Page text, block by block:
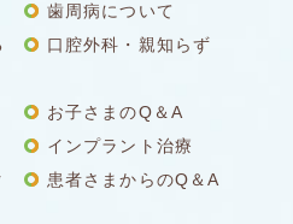
歯周病について
口腔外科・親知らず
お子さまのQ＆A
インプラント治療
患者さまからのQ＆A